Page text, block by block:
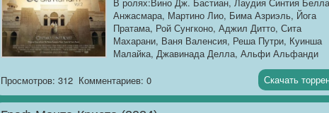
Анжасмара, Мартино Лио, Бима Азриэль, Йога
Пратама, Рой Сунгконо, Аджил Дитто, Сита
Махарани, Ваня Валенсия, Реша Путри, Куинша
Малайка, Джавинада Делла, Альфи Альфанди
Перевод:
Профессиональный многоголосый
Просмотров: 312 Комментариев: 0 Скачать